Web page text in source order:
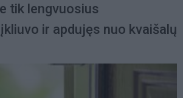
tik lengvuosius
ir apdujęs nuo kvaišalų